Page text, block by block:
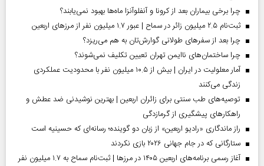
چرا برخی بیماران بعد از کرونا و آنفلوآنزا ماه‌ها بهبود نمی‌یابند؟
ثبت‌نام ۲.۵ میلیون زائر در سماح | عبور ۱.۷ میلیون نفر از مرز‌های اربعین
چرا بعد از سفرهای طولانی گوارش‌تان به هم می‌ریزد؟
چرا ساختمان‌های ناایمن تهران تعیین تکلیف نمی‌شوند؟
آمار معلولیت در ایران | بیش از ۱۰.۵ میلیون نفر با محدودیت عملکردی
زندگی می‌کنند
توصیه‌های طب سنتی برای زائران اربعین | بهترین نوشیدنی ضد عطش و
راهکارهای پیشگیری از گرمازدگی
راز ماندگاری «رادیو اربعین» از زبان دو گوینده؛ رسانه‌ای که حسینیه است
ستارگانی که در جام جهانی ۲۰۲۶ بازی نکردند
آغاز رسمی برنامه‌های اربعین ۱۴۰۵ در مرز‌ها | ثبت‌نام سماح به ۱.۷ میلیون نفر